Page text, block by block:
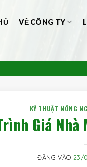
VỀ CÔNG TY
KỸ THUẬT NÔNG
Giá Nhà
ĐĂNG VÀO 23/